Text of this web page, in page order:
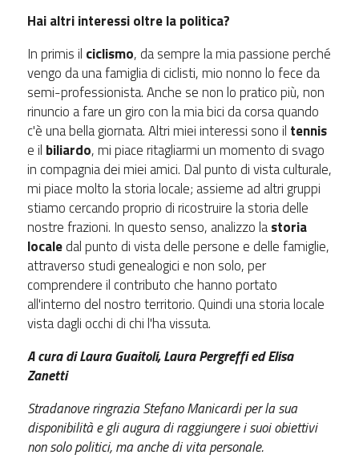
Hai altri interessi oltre la politica?
In primis il ciclismo, da sempre la mia passione perché
vengo da una famiglia di ciclisti, mio nonno lo fece da
semi-professionista. Anche se non lo pratico più, non
rinuncio a fare un giro con la mia bici da corsa quando
c'è una bella giornata. Altri miei interessi sono il tennis
e il biliardo, mi piace ritagliarmi un momento di svago
in compagnia dei miei amici. Dal punto di vista culturale,
mi piace molto la storia locale; assieme ad altri gruppi
stiamo cercando proprio di ricostruire la storia delle
nostre frazioni. In questo senso, analizzo lastoria
localedal punto di vista delle persone e delle famiglie,
attraverso studi genealogici e non solo, per
comprendere il contributo che hanno portato
all'interno del nostro territorio. Quindi una storia locale
vista dagli occhi di chi l'ha vissuta.
A cura di Laura Guaitoli, Laura Pergreffi ed Elisa
Zanetti
Stradanove ringrazia Stefano Manicardi per la sua
disponibilità e gli augura di raggiungere i suoi obiettivi
non solo politici, ma anche di vita personale.